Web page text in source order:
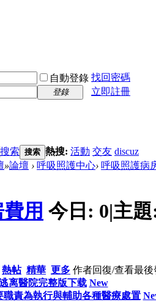
自動登錄 找回密碼
登錄
立即註冊
搜索 搜索 熱搜: 活動 交友 discuz
»論壇 › 呼吸照護中心› 呼吸照護病
用 今日: 0|主
熱帖 精華 更多 作者回復/查看最後
离醫院完整版下载 New
職責為執行與輔助各種醫療處置